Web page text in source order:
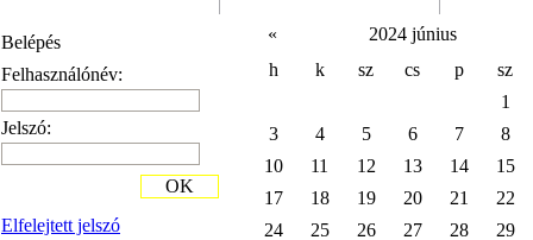
Belépés
Felhasználónév:
Jelszó:
Elfelejtett jelszó
OK
«
2024 június
h
k sz cs p
sz
1
3
4 5 6 7
8
10
11 12 13 14
15
17
18 19 20 21
22
24
25 26 27 28 29